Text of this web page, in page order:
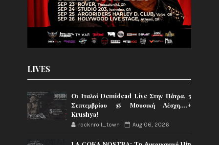
LIVES
Οι Ιταλοί Demidead Live Στην Πάτρα, 5
Σεπτεμβρίου @ Moυσική Λέσχη….+
Krushya!
rocknroll_town Aug 06, 2026